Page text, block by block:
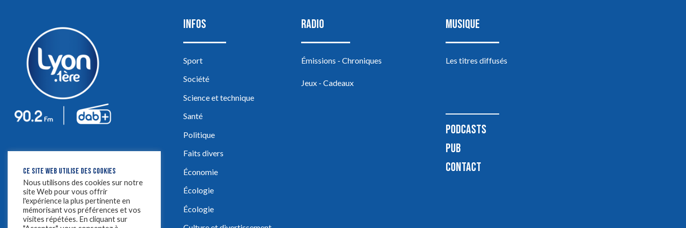
INFOS
Sport
Société
Science et technique
Santé
Politique
Faits divers
Économie
Écologie
Écologie
RADIO
Émissions - Chroniques
Jeux - Cadeaux
MUSIQUE
Les titres diffusés
PODCASTS
PUB
CONTACT
CE SITE WEB UTILISE DES COOKIES
Nous utilisons des cookies sur notre
site Web pour vous offrir
l'expérience la plus pertinente en
mémorisant vos préférences et vos
visites répétées. En cliquant sur